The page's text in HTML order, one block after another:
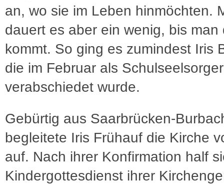
an, wo sie im Leben hinmöchten.
dauert es aber ein wenig, bis man
kommt. So ging es zumindest Iris
die im Februar als
verabschiedet wurde.
Gebürtig aus Saarbrücken-
begleitete Iris Frühauf die Kirche
auf. Nach ihrer Konfirmation half
Kindergottesdienst ihrer